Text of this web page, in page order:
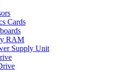
Cards
RAM
Supply Unit